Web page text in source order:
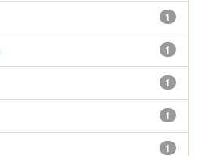
1
1
1
1
1